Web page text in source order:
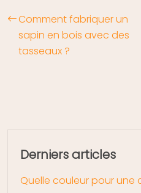
Comment fabriquer un
sapin en bois avec des
tasseaux ?
Derniers articles
Quelle couleur pour une